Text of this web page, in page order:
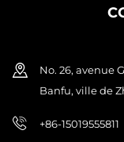
No. 26, avenue
Banfu, ville de
+86-15019555811